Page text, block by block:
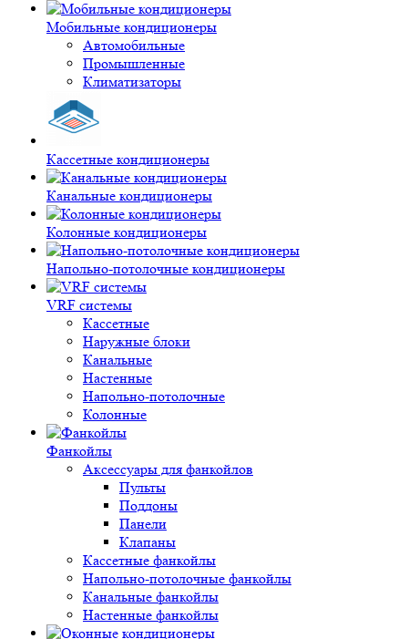
Мобильные кондиционеры
Автомобильные
Промышленные
Климатизаторы
Кассетные кондиционеры
Канальные кондиционеры
Колонные кондиционеры
Напольно-потолочные кондиционеры
VRF системы
Кассетные
Наружные блоки
Канальные
Настенные
Напольно-потолочные
Колонные
Фанкойлы
Аксессуары для фанкойлов
Пульты
Поддоны
Панели
Клапаны
Кассетные фанкойлы
Напольно-потолочные фанкойлы
Канальные фанкойлы
Настенные фанкойлы